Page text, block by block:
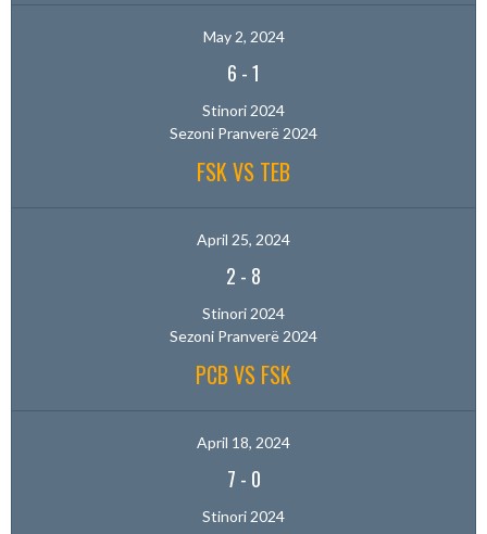
May 2, 2024
6 -1
Stinori 2024
Sezoni Pranverë 2024
FSK VS TEB
April 25, 2024
2 - 8
Stinori 2024
Sezoni Pranverë 2024
PCB VS FSK
April 18, 2024
7 - 0
Stinori 2024